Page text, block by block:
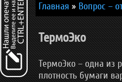
Главная » Вопрос –
ТермоЭко
ТермоЭко – одна из
плотность бумаги